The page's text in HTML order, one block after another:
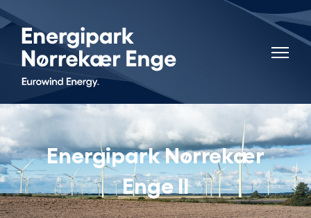
Energipark Nørrekær
Enge II